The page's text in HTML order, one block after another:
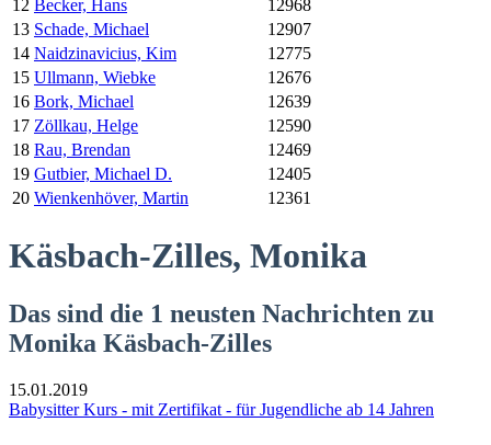
12 Becker, Hans
12968
13 Schade, Michael
12907
14 Naidzinavicius, Kim
12775
15 Ullmann, Wiebke
12676
16 Bork, Michael
12639
17 Zöllkau, Helge
12590
18 Rau, Brendan
12469
19 Gutbier, Michael D.
12405
20 Wienkenhöver, Martin 12361
Käsbach-Zilles, Monika
Das sind die 1 neusten Nachrichten zu
Monika Käsbach-Zilles
15.01.2019
Babysitter Kurs - mit Zertifikat - für Jugendliche ab 14 Jahren